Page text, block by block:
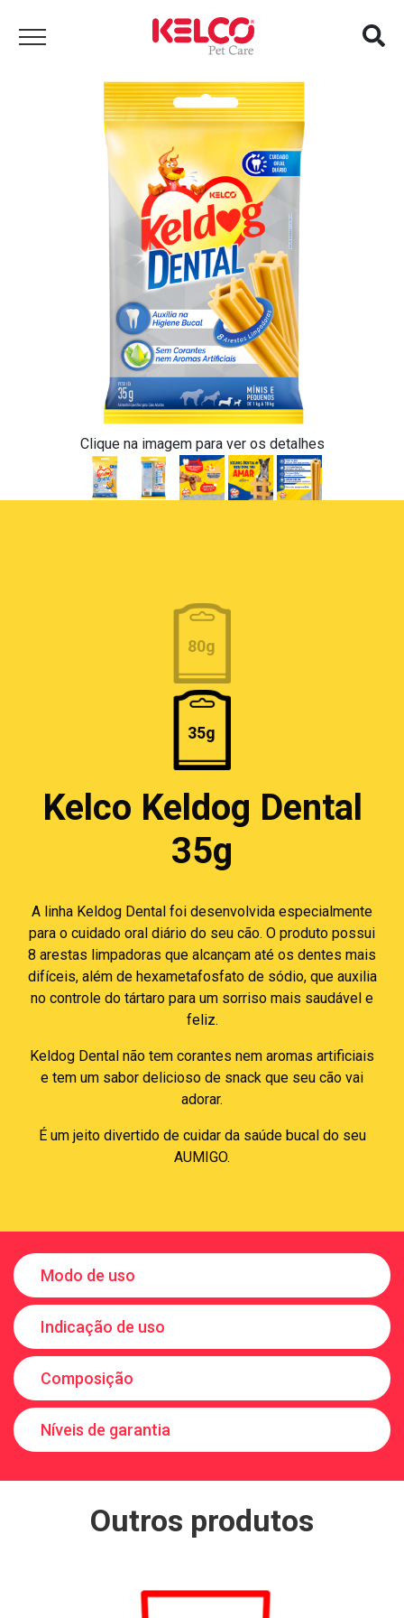
Clique na imagem para ver os detalhes
80g
35g
Kelco Keldog Dental
35g
A linha Keldog Dental foi desenvolvida especialmente
para o cuidado oral diário do seu cão. O produto possui
8 arestas limpadoras que alcançam até os dentes mais
difíceis, além de hexametafosfato de sódio, que auxilia
no controle do tártaro para um sorriso mais saudável e
feliz.
Keldog Dental não tem corantes nem aromas artificiais
e tem um sabor delicioso de snack que seu cão vai
adorar.
É um jeito divertido de cuidar da saúde bucal do seu
AUMIGO.
Modo de uso
Indicação de uso
Composição
Níveis de garantia
Outros produtos